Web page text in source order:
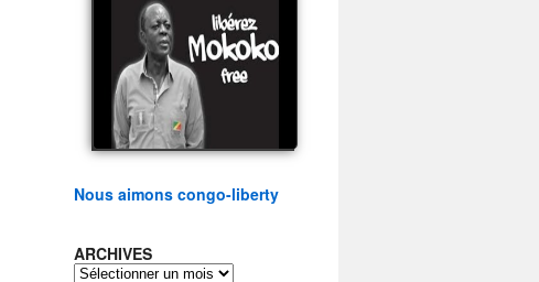
Le Général Mokoko est
l'unique légitimité
présidentielle du peuple
congolais
watch video
Nous aimons congo-liberty
ARCHIVES
ARCHIVES